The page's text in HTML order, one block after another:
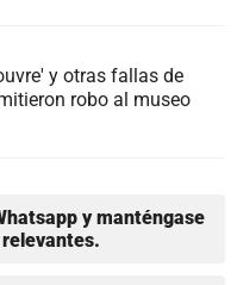
y otras fallas de
robo al museo
y manténgase